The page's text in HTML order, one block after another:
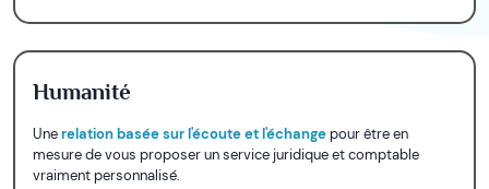
Humanité
Unerelation basée sur l'écoute et l'échangepour être en
mesure de vous proposer un service juridique et comptable
vraiment personnalisé.